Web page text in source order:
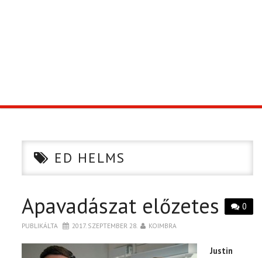
CIKK
PÓLÓ RENDELÉS
ED HELMS
0
Apavadászat előzetes
PUBLIKÁLTA 2017. SZEPTEMBER 28. KOIMBRA
Justin